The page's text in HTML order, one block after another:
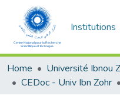
Institutions
Home
CEDoc - Univ Ibn Zohr